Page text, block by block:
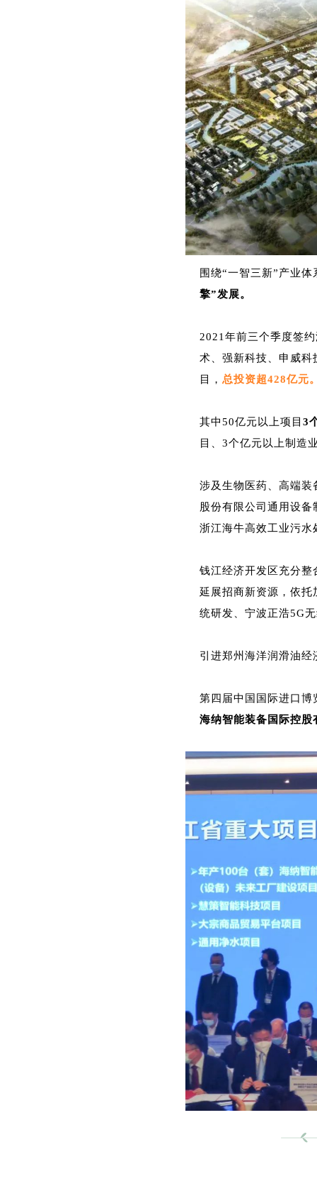
围绕“一智三新”产业
擎”发展。
2021年前三个季度签
术、强新科技、申威科
目， 总投资超428亿元
其中50亿元以上项目 3
目、3个亿元以上制造
涉及生物医药、高端
股份有限公司通用设
浙江海牛高效工业污水
钱江经济开发区充分
延展招商新资源，依
统研发、宁波正浩5G
引进郑州海洋润滑油
第四届中国国际进口博
海纳智能装备国际控